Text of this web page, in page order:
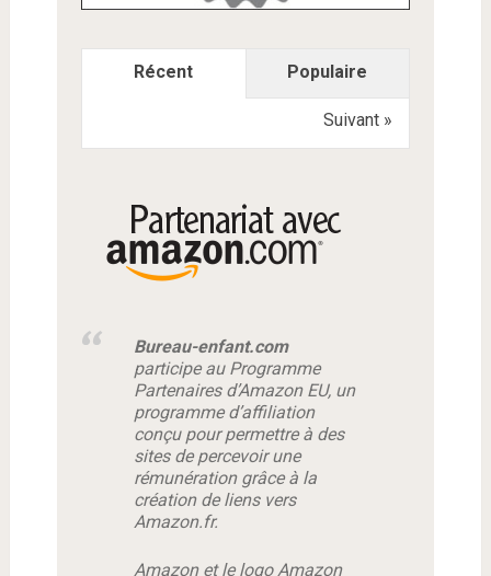
Récent Populaire
Suivant »
Bureau-enfant.com
participe au Programme
Partenaires d’Amazon EU, un
programme d’affiliation
conçu pour permettre à des
sites de percevoir une
rémunération grâce à la
création de liens vers
Amazon.fr.
Amazon et le logo Amazon